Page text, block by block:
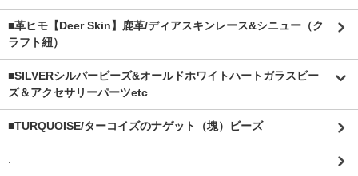
■革ヒモ【Deer Skin】鹿革/ディアスキンレース&シニュー（ク
ラフト紐）
■SILVERシルバービーズ&オールドホワイトハートガラスビー
ズ＆アクセサリーパーツetc
■TURQUOISE/ターコイズのナゲット（塊）ビーズ
.